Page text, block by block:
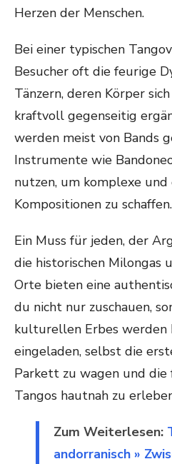
Herzen der Menschen.
Bei einer typischen
Besucher oft die feurige
Tänzern, deren Körper
kraftvoll gegenseitig
werden meist von Bands
Instrumente wie
nutzen, um komplexe
Kompositionen zu schaffen.
Ein Muss für jeden, der
die historischen Milongas
Orte bieten eine
du nicht nur zuschauen,
kulturellen Erbes werden
eingeladen, selbst die
Parkett zu wagen und
Tangos hautnah zu
Zum Weiterlesen:
andorranisch »